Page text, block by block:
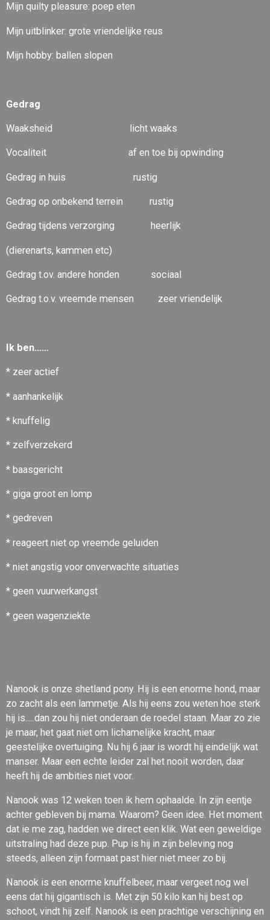
Mijn quilty pleasure: poep eten
Mijn uitblinker: grote vriendelijke reus
Mijn hobby: ballen slopen
Gedrag
Waaksheid licht waaks
Vocaliteit af en toe bij opwinding
Gedrag in huis rustig
Gedrag op onbekend terrein rustig
Gedrag tijdens verzorging heerlijk
(dierenarts, kammen etc)
Gedrag t.ov. andere honden sociaal
Gedrag t.o.v. vreemde mensen zeer vriendelijk
Ik ben......
* zeer actief
* aanhankelijk
* knuffelig
* zelfverzekerd
* baasgericht
* giga groot en lomp
* gedreven
* reageert niet op vreemde geluiden
* niet angstig voor onverwachte situaties
* geen vuurwerkangst
* geen wagenziekte
Nanook is onze shetland pony. Hij is een enorme hond, maar
zo zacht als een lammetje. Als hij eens zou weten hoe sterk
hij is.....dan zou hij niet onderaan de roedel staan. Maar zo zie
je maar, het gaat niet om lichamelijke kracht, maar
geestelijke overtuiging. Nu hij 6 jaar is wordt hij eindelijk wat
manser. Maar een echte leider zal het nooit worden, daar
heeft hij de ambities niet voor.
Nanook was 12 weken toen ik hem ophaalde. In zijn eentje
achter gebleven bij mama. Waarom? Geen idee. Het moment
dat ie me zag, hadden we direct een klik. Wat een geweldige
uitstraling had deze pup. Pup is hij in zijn beleving nog
steeds, alleen zijn formaat past hier niet meer zo bij.
Nanook is een enorme knuffelbeer, maar vergeet nog wel
eens dat hij gigantisch is. Met zijn 50 kilo kan hij best op
schoot, vindt hij zelf. Nanook is een prachtige verschijning en